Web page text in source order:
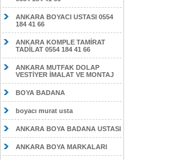
ANKARA BOYACI USTASI 0554
184 41 66
ANKARA KOMPLE TAMİRAT
TADİLAT 0554 184 41 66
ANKARA MUTFAK DOLAP
VESTİYER İMALAT VE MONTAJ
BOYA BADANA
boyacı murat usta
ANKARA BOYA BADANA USTASI
ANKARA BOYA MARKALARI